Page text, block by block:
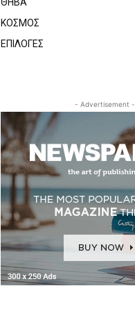
ΚΟΣΜΟΣ
ΕΠΙΛΟΓΕΣ
- Advertisement -